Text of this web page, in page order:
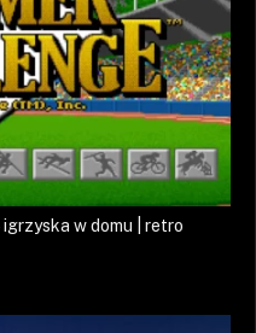
w domu | retro